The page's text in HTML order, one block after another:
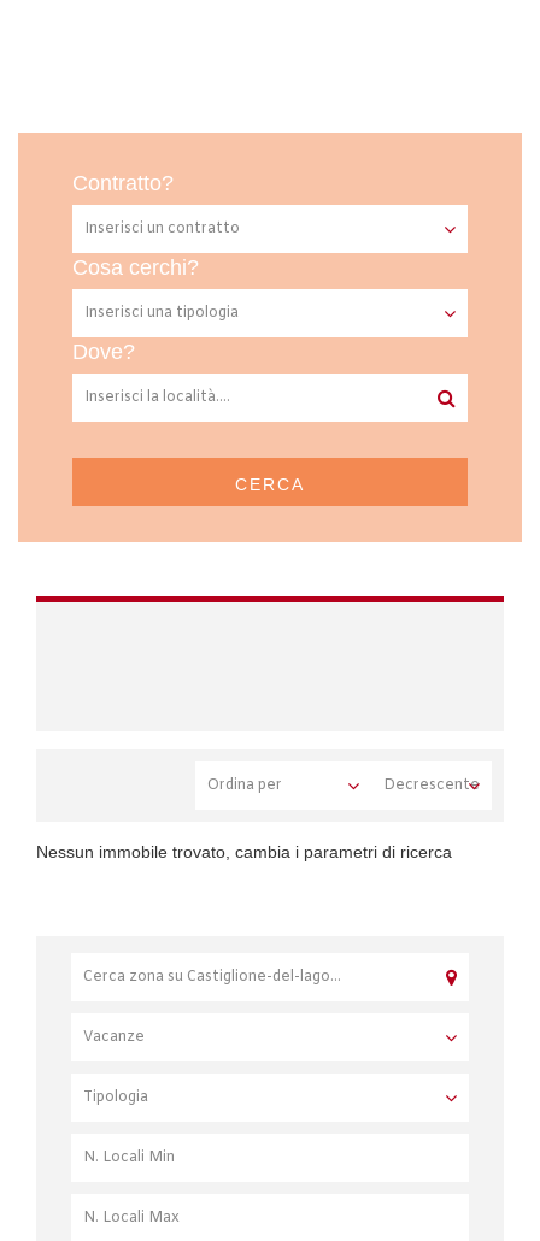
Contratto?
Cosa cerchi?
Dove?
CERCA
Nessun immobile trovato, cambia i parametri di ricerca